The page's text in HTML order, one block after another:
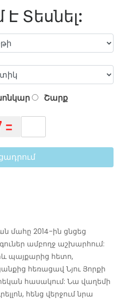
Է Տեսնել:
Շարք
մահը 2014-ին ցնցեց
ամբողջ աշխարհում:
պայքարից հետո,
հեռացավ Նյու Յորքի
հասակում: Նա վաղեմի
հենց վերջում նրա